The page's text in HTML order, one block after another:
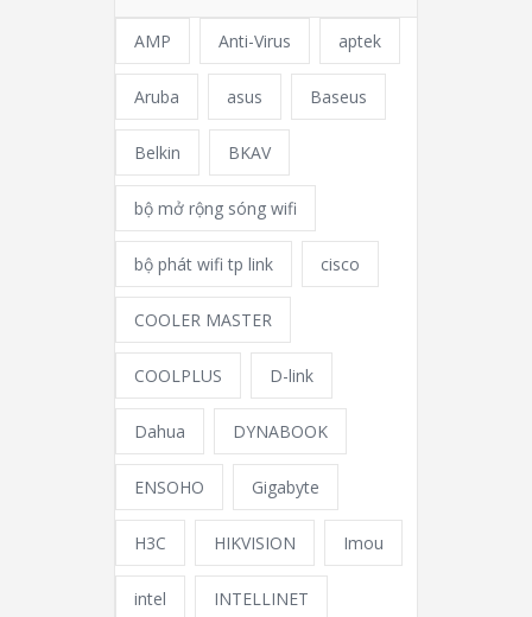
AMP Anti-Virus aptek
Aruba asus Baseus
Belkin BKAV
bộ mở rộng sóng wifi
bộ phát wifi tp link cisco
COOLER MASTER
COOLPLUS D-link
Dahua DYNABOOK
ENSOHO Gigabyte
H3C HIKVISION Imou
intel INTELLINET